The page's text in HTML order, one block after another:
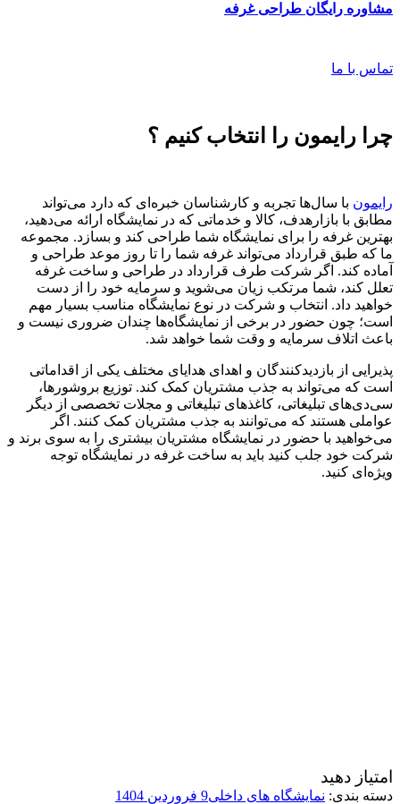
مشاوره رایگان طراحی غرفه
تماس با ما
چرا رایمون را انتخاب کنیم ؟
رایمون با سال‌ها تجربه و کارشناسان خبره‌ای که دارد می‌تواند
مطابق با بازارهدف، کالا و خدماتی که در نمایشگاه ارائه می‌دهید،
بهترین غرفه را برای نمایشگاه شما طراحی کند و بسازد. مجموعه
ما که طبق قرارداد می‌تواند غرفه شما را تا روز موعد طراحی و
آماده کند. اگر شرکت طرف قرارداد در طراحی و ساخت غرفه
تعلل کند، شما مرتکب زیان می‌شوید و سرمایه خود را از دست
خواهید داد. انتخاب و شرکت در نوع نمایشگاه مناسب بسیار مهم
است؛ چون حضور در برخی از نمایشگاه‌ها چندان ضروری نیست و
باعث اتلاف سرمایه و وقت شما خواهد شد.
پذیرایی از بازدید‌کنندگان و اهدای هدایای مختلف یکی از اقداماتی
است که می‌تواند به جذب مشتریان کمک کند. توزیع بروشورها،
سی‌دی‌های تبلیغاتی، کاغذهای تبلیغاتی و مجلات تخصصی از دیگر
عواملی هستند که می‌توانند به جذب مشتریان کمک کنند. اگر
می‌خواهید با حضور در نمایشگاه مشتریان بیشتری را به سوی برند و
شرکت خود جلب کنید باید به ساخت غرفه در نمایشگاه توجه
ویژه‌ای کنید.
امتیاز دهید
دسته بندی: نمایشگاه های داخلی9 فروردین 1404